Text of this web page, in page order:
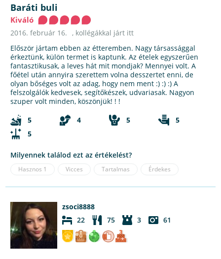
Baráti buli
Kiváló
2016. február 16.
, kollégákkal járt itt
Először jártam ebben az étteremben. Nagy társassággal
érkeztünk, külön termet is kaptunk. Az ételek egyszerűen
fantasztikusak, a leves hát mit mondjak? Mennyei volt. A
főétel után annyira szerettem volna desszertet enni, de
olyan bőséges volt az adag, hogy nem ment :) :) :) A
felszolgálók kedvesek, segítőkészek, udvariasak. Nagyon
szuper volt minden, köszönjük! ! !
5
4 5
5
5
Milyennek találod ezt az értékelést?
Hasznos 1 Vicces Tartalmas Érdekes
zsoci8888
22
75 3 61